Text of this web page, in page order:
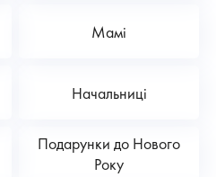
Мамі
Начальниці
Подарунки до Нового
Року